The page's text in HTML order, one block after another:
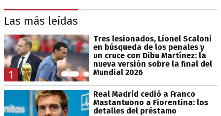
Las más leídas
1
Tres lesionados, Lionel Scaloni
en búsqueda de los penales y
un cruce con Dibu Martínez: la
nueva versión sobre la final del
Mundial 2026
Real Madrid cedió a Franco
Mastantuono a Fiorentina: los
detalles del préstamo